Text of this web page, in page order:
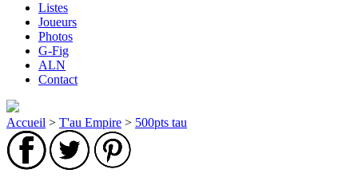
Listes
Joueurs
Photos
G-Fig
ALN
Contact
Accueil > T'au Empire > 500pts tau